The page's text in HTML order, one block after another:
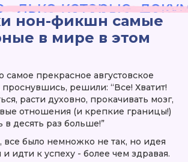
нон-фикшн самые
в мире в этом
самое прекрасное августовское
проснувшись, решили: “Все! Хватит!
расти духовно, прокачивать мозг,
отношения (и крепкие границы!)
в десять раз больше!”
все было немножко не так, но идея
и идти к успеху - более чем здравая.